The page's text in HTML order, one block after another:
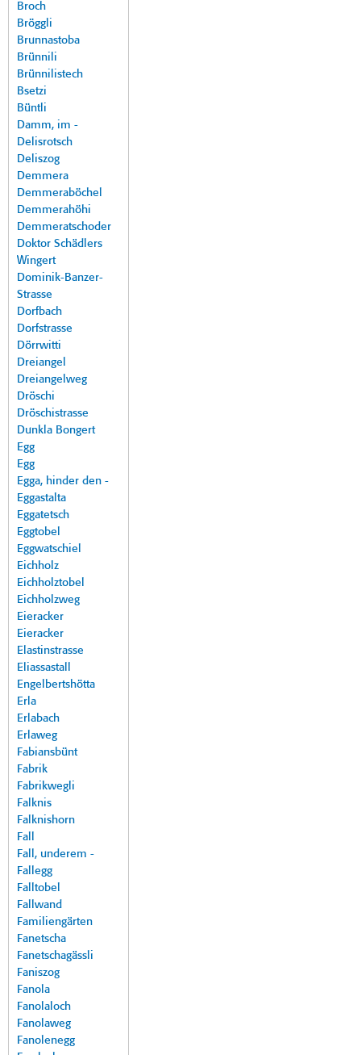
Broch
Bröggli
Brunnastoba
Brünnili
Brünnilistech
Bsetzi
Büntli
Damm, im -
Delisrotsch
Deliszog
Demmera
Demmeraböchel
Demmerahöhi
Demmeratschoder
Doktor Schädlers
Wingert
Dominik-Banzer-
Strasse
Dorfbach
Dorfstrasse
Dörrwitti
Dreiangel
Dreiangelweg
Dröschi
Dröschistrasse
Dunkla Bongert
Egg
Egg
Egga, hinder den -
Eggastalta
Eggatetsch
Eggtobel
Eggwatschiel
Eichholz
Eichholztobel
Eichholzweg
Eieracker
Eieracker
Elastinstrasse
Eliassastall
Engelbertshötta
Erla
Erlabach
Erlaweg
Fabiansbünt
Fabrik
Fabrikwegli
Falknis
Falknishorn
Fall
Fall, underem -
Fallegg
Falltobel
Fallwand
Familiengärten
Fanetscha
Fanetschagässli
Faniszog
Fanola
Fanolaloch
Fanolaweg
Fanolenegg